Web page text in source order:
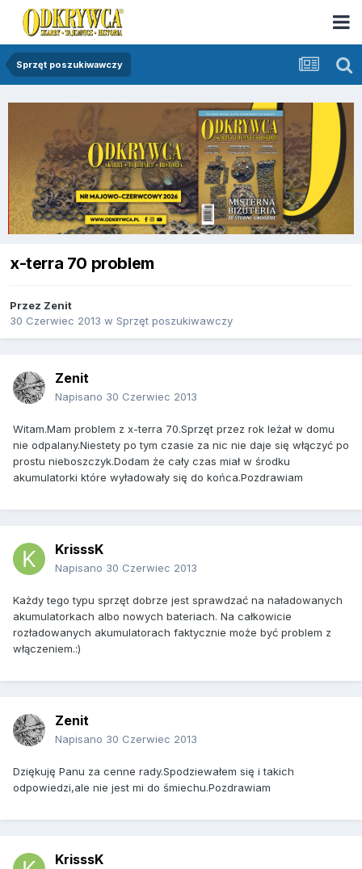
Sprzęt poszukiwawczy
x-terra 70 problem
Przez Zenit
30 Czerwiec 2013 w Sprzęt poszukiwawczy
Zenit
Napisano 30 Czerwiec 2013
Witam.Mam problem z x-terra 70.Sprzęt przez rok leżał w domu
nie odpalany.Niestety po tym czasie za nic nie daje się włączyć po
prostu nieboszczyk.Dodam że cały czas miał w środku
akumulatorki które wyładowały się do końca.Pozdrawiam
KrisssK
Napisano 30 Czerwiec 2013
Każdy tego typu sprzęt dobrze jest sprawdzać na naładowanych
akumulatorkach albo nowych bateriach. Na całkowicie
rozładowanych akumulatorach faktycznie może być problem z
włączeniem.:)
Zenit
Napisano 30 Czerwiec 2013
Dziękuję Panu za cenne rady.Spodziewałem się i takich
odpowiedzi,ale nie jest mi do śmiechu.Pozdrawiam
KrisssK